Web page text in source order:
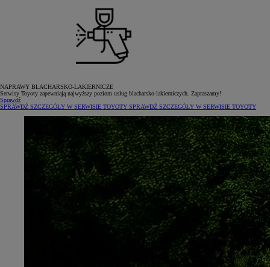
NAPRAWY BLACHARSKO-LAKIERNICZE
Serwisy Toyoty zapewniają najwyższy poziom usług blacharsko-lakierniczych. Zapraszamy!
Sprawdź
SPRAWDŹ SZCZEGÓŁY W SERWISIE TOYOTY SPRAWDŹ SZCZEGÓŁY W SERWISIE TOYOTY